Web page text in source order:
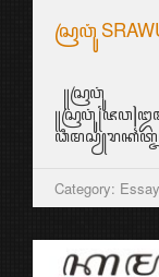
ꦱꦿꦮꦸꦁ
꧋ꦱꦿꦮꦸꦁ
Category: Essay